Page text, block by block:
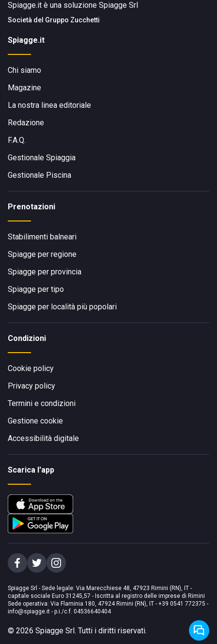
Spiagge.it è una soluzione Spiagge Srl
Società del Gruppo Zucchetti
Spiagge.it
Chi siamo
Magazine
La nostra linea editoriale
Redazione
F.A.Q.
Gestionale Spiaggia
Gestionale Piscina
Prenotazioni
Stabilimenti balneari
Spiagge per regione
Spiagge per provincia
Spiagge per tipo
Spiagge per località più popolari
Condizioni
Cookie policy
Privacy policy
Termini e condizioni
Gestione cookie
Accessibilità digitale
Scarica l'app
Spiagge Srl - Sede legale: Via Marecchiese 48, 47923 Rimini (RN), IT -
capitale sociale Euro 31245,57 - Iscritta al registro delle imprese di Rimini
Sede operativa: Via Flaminia 180, 47924 Rimini (RN), IT - +39 0541 772375 -
info@spiagge.it - p.i./c.f. 04536640404
© 2026 Spiagge Srl. Tutti i diritti riservati.